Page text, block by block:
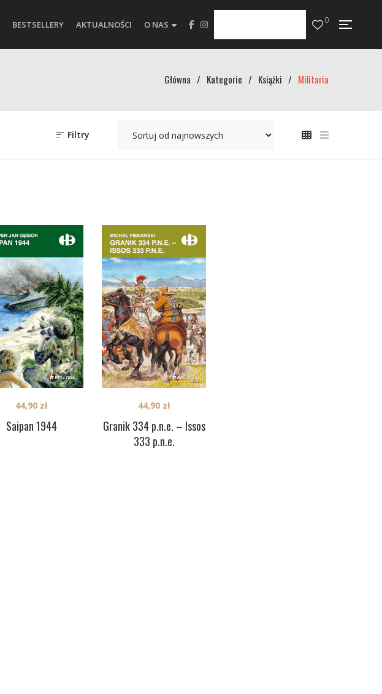
BESTSELLERY AKTUALNOŚCI O NAS 0
Główna / Kategorie / Książki / Militaria
Filtry
Saipan 1944
44,90 zł
Granik 334 p.n.e. – Issos
333 p.n.e.
44,90 zł